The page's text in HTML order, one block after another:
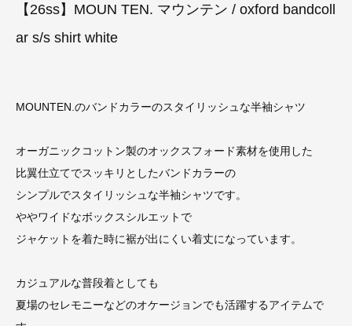
【26ss】MOUN TEN. マウンテン / oxford bandcoll
ar s/s shirt white
MOUNTEN.のバンドカラーのスタイリッシュな半袖シャツ
オーガニックコットン製のオックスフォード素材を使用した
比翼仕立てでスッキリとしたバンドカラーの
シンプルでスタイリッシュな半袖シャツです。
ややワイドなボックスシルエットで
ジャケットを着た時に裾が出にくい着丈になっています。
カジュアルな普段着としても
夏場のセレモニーなどのオケージョンでも活躍するアイテムで